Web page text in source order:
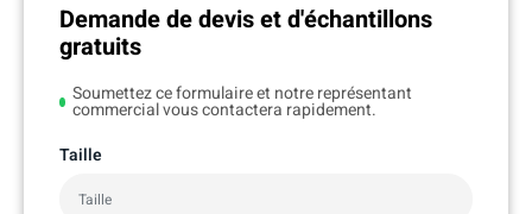
Demande de devis et d'échantillons
gratuits
Soumettez ce formulaire et notre représentant
commercial vous contactera rapidement.
Taille